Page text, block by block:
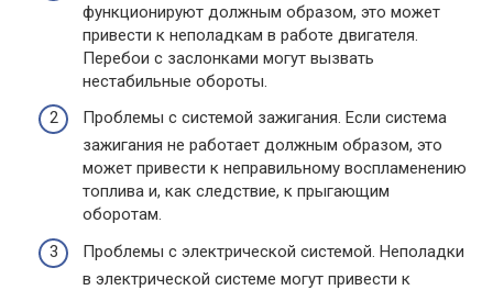
функционируют должным образом, это может
привести к неполадкам в работе двигателя.
Перебои с заслонками могут вызвать
нестабильные обороты.
Проблемы с системой зажигания. Если система
зажигания не работает должным образом, это
может привести к неправильному воспламенению
топлива и, как следствие, к прыгающим
оборотам.
Проблемы с электрической системой. Неполадки
в электрической системе могут привести к